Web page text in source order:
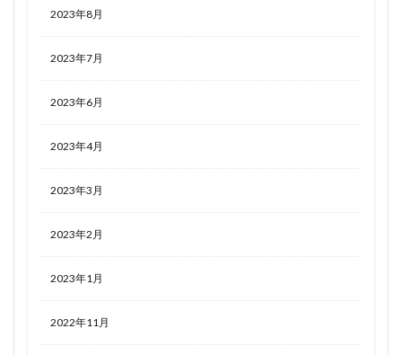
2023年8月
2023年7月
2023年6月
2023年4月
2023年3月
2023年2月
2023年1月
2022年11月